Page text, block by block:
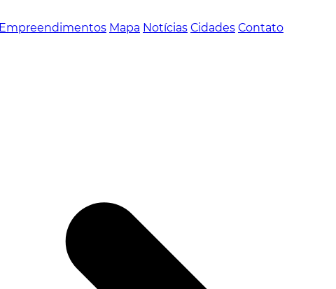
Empreendimentos Mapa Notícias Cidades Contato